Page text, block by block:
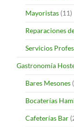
Mayoristas (11)
Reparaciones
Servicios
Gastronomía
Bares Mesones
Bocaterías
Cafeterías Bar